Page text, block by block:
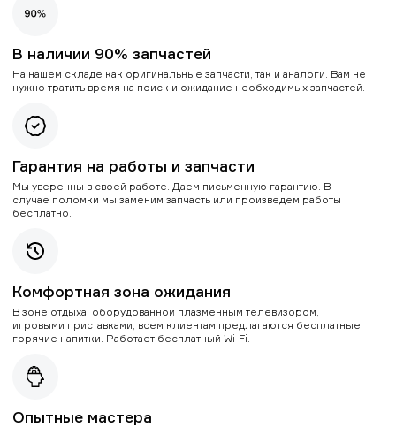
В наличии 90% запчастей
На нашем складе как оригинальные запчасти, так и аналоги. Вам не
нужно тратить время на поиск и ожидание необходимых запчастей.
Гарантия на работы и запчасти
Мы уверенны в своей работе. Даем письменную гарантию. В
случае поломки мы заменим запчасть или произведем работы
бесплатно.
Комфортная зона ожидания
В зоне отдыха, оборудованной плазменным телевизором,
игровыми приставками, всем клиентам предлагаются бесплатные
горячие напитки. Работает бесплатный Wi-Fi.
Опытные мастера